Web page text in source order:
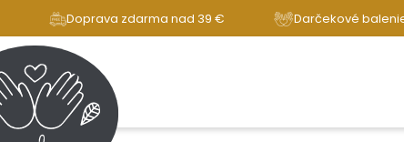
Doprava zdarma nad 39 € Darčekové